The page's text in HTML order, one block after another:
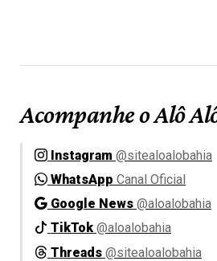
Acompanhe o Alô
Instagram @sitealoalobahia
WhatsApp Canal Oficial
Google News @aloalobahia
TikTok @aloalobahia
Threads @sitealoalobahia